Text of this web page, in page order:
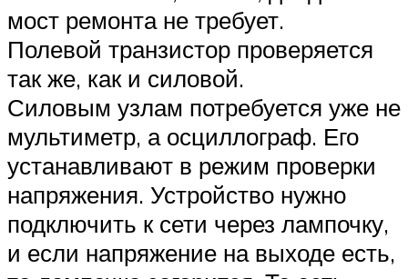
мост ремонта не требует.
Полевой транзистор проверяется
так же, как и силовой.
Силовым узлам потребуется уже не
мультиметр, а осциллограф. Его
устанавливают в режим проверки
напряжения. Устройство нужно
подключить к сети через лампочку,
и если напряжение на выходе есть,